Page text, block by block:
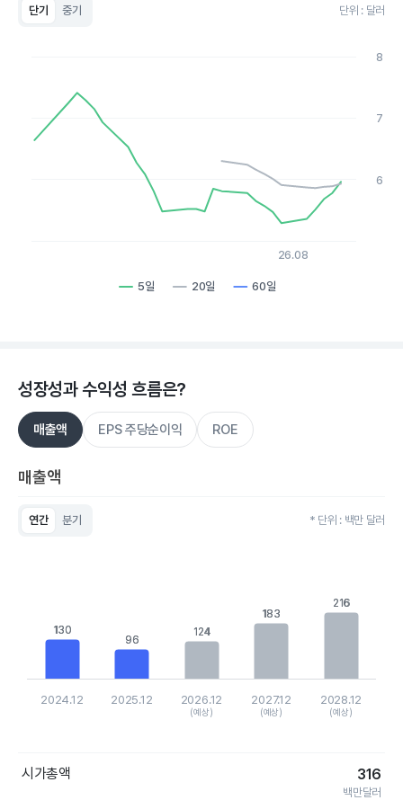
단기 중기 단위 : 달러
The chart has 1 X axis displaying Time. Data ranges from
The chart has 1 Y axis displaying values. Data ranges from
5일 20일 60일
26.08
6
7
8
성장성과 수익성 흐름은?
매출액 EPS 주당순이익 ROE
매출액
연간 분기 * 단위 : 백만 달러
The chart has 1 Y axis displaying values. Data ranges from
130
130
96
96
124
124
183
183
216
216
2024.12 2025.12 2026.12
(예상)
2027.12
(예상)
2028.12
(예상)
시가총액 316
백만달러